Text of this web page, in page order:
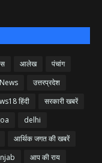
आलेख
पंचांग
उत्तरप्रदेश
हिंदी
सरकारी खबरें
delhi
आर्थिक जगत की खबरें
आप की राय